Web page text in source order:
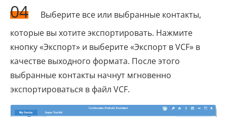
04
Выберите все или выбранные контакты,
которые вы хотите экспортировать. Нажмите
кнопку «Экспорт» и выберите «Экспорт в VCF» в
качестве выходного формата. После этого
выбранные контакты начнут мгновенно
экспортироваться в файл VCF.